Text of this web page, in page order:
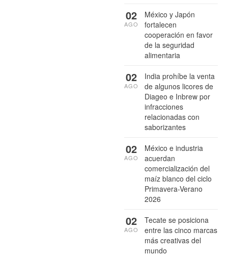
México y Japón
fortalecen
cooperación en favor
de la seguridad
alimentaria
02
AGO
India prohíbe la venta
de algunos licores de
Diageo e Inbrew por
infracciones
relacionadas con
saborizantes
02
AGO
México e industria
acuerdan
comercialización del
maíz blanco del ciclo
Primavera-Verano
2026
02
AGO
Tecate se posiciona
entre las cinco marcas
más creativas del
mundo
02
AGO